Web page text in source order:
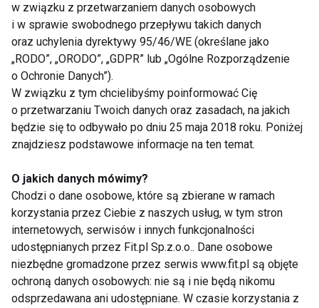
Prosta sylwetka równa się
optymizm!
Twój kręgosłup potrzebuje
ćwiczeń!
Nie przegap nowości ze
świata FIT!
Zapisz się do naszego newslettera
w związku z przetwarzaniem danych osobowych
i w sprawie swobodnego przepływu takich danych
oraz uchylenia dyrektywy 95/46/WE (określane jako
„RODO”, „ORODO”, „GDPR” lub „Ogólne Rozporządzenie
o Ochronie Danych”).
W związku z tym chcielibyśmy poinformować Cię
o przetwarzaniu Twoich danych oraz zasadach, na jakich
będzie się to odbywało po dniu 25 maja 2018 roku. Poniżej
znajdziesz podstawowe informacje na ten temat.
O jakich danych mówimy?
Chodzi o dane osobowe, które są zbierane w ramach
korzystania przez Ciebie z naszych usług, w tym stron
internetowych, serwisów i innych funkcjonalności
udostępnianych przez Fit.pl Sp.z.o.o.. Dane osobowe
niezbędne gromadzone przez serwis www.fit.pl są objęte
ochroną danych osobowych: nie są i nie będą nikomu
odsprzedawana ani udostępniane. W czasie korzystania z